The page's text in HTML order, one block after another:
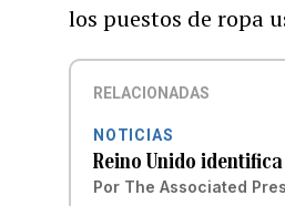
los puestos de ropa
RELACIONADAS
NOTICIAS
Reino Unido
Por The Associated